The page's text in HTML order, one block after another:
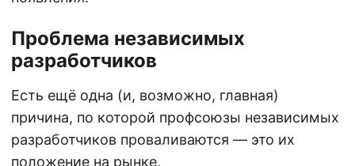
Проблема независимых
разработчиков
Есть ещё одна (и, возможно, главная)
причина, по которой профсоюзы независимых
разработчиков проваливаются — это их
положение на рынке.